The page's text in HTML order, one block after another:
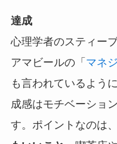
達成
心理学者のスティー
アマビールの「 マネ
も言われているよう
成感はモチベーショ
す。ポイントなのは、